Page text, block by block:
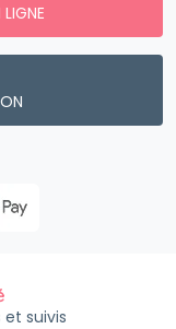
suivis